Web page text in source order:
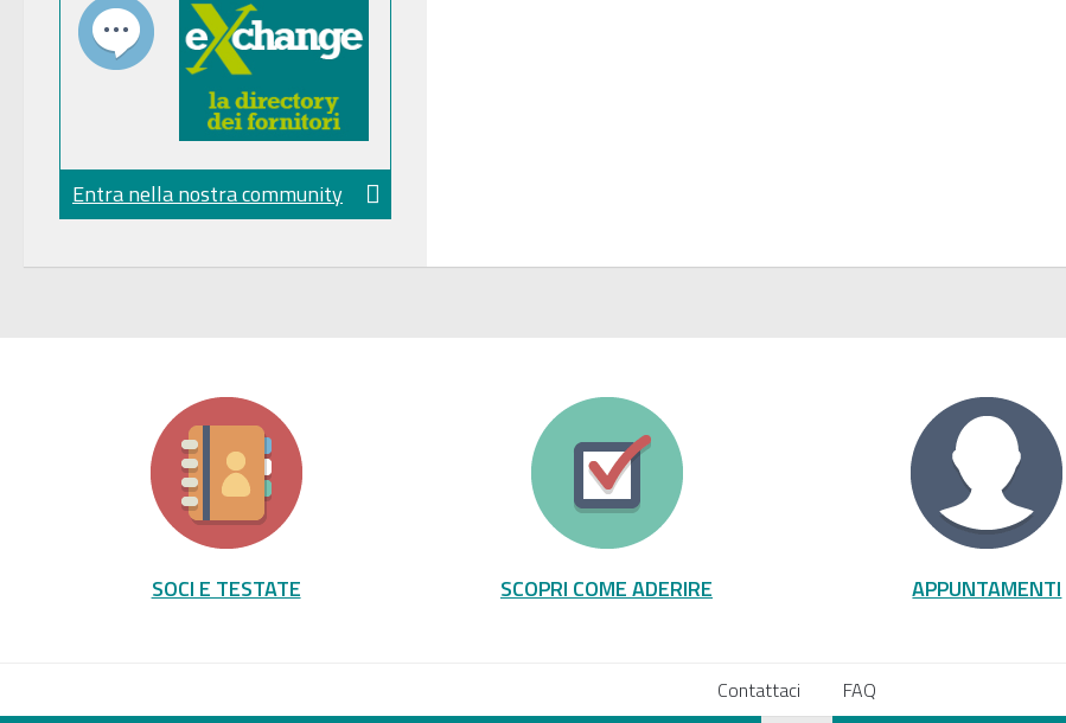
Entra nella nostra community
SOCI E TESTATE SCOPRI COME ADERIRE APPUNTAMENTI
Contattaci FAQ